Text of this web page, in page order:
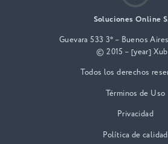
Soluciones Online
Guevara 533 3° – Buenos
© 2015 – [year]
Todos los derechos
Términos de Uso
Privacidad
Política de calidad